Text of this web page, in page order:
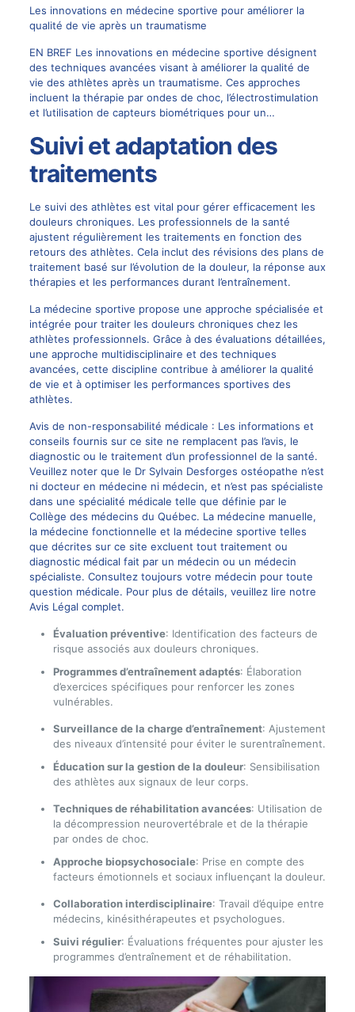
Les innovations en médecine sportive pour améliorer la
qualité de vie après un traumatisme
EN BREF Les innovations en médecine sportive désignent
des techniques avancées visant à améliorer la qualité de
vie des athlètes après un traumatisme. Ces approches
incluent la thérapie par ondes de choc, l’électrostimulation
et l’utilisation de capteurs biométriques pour un…
Suivi et adaptation des
traitements
Le suivi des athlètes est vital pour gérer efficacement les
douleurs chroniques. Les professionnels de la santé
ajustent régulièrement les traitements en fonction des
retours des athlètes. Cela inclut des révisions des plans de
traitement basé sur l’évolution de la douleur, la réponse aux
thérapies et les performances durant l’entraînement.
La médecine sportive propose une approche spécialisée et
intégrée pour traiter les douleurs chroniques chez les
athlètes professionnels. Grâce à des évaluations détaillées,
une approche multidisciplinaire et des techniques
avancées, cette discipline contribue à améliorer la qualité
de vie et à optimiser les performances sportives des
athlètes.
Avis de non-responsabilité médicale : Les informations et
conseils fournis sur ce site ne remplacent pas l’avis, le
diagnostic ou le traitement d’un professionnel de la santé.
Veuillez noter que le Dr Sylvain Desforges ostéopathe n’est
ni docteur en médecine ni médecin, et n’est pas spécialiste
dans une spécialité médicale telle que définie par le
Collège des médecins du Québec. La médecine manuelle,
la médecine fonctionnelle et la médecine sportive telles
que décrites sur ce site excluent tout traitement ou
diagnostic médical fait par un médecin ou un médecin
spécialiste. Consultez toujours votre médecin pour toute
question médicale. Pour plus de détails, veuillez lire notre
Avis Légal complet.
Évaluation préventive: Identification des facteurs de
risque associés aux douleurs chroniques.
Programmes d’entraînement adaptés: Élaboration
d’exercices spécifiques pour renforcer les zones
vulnérables.
Surveillance de la charge d’entraînement: Ajustement
des niveaux d’intensité pour éviter le surentraînement.
Éducation sur la gestion de la douleur: Sensibilisation
des athlètes aux signaux de leur corps.
Techniques de réhabilitation avancées: Utilisation de
la décompression neurovertébrale et de la thérapie
par ondes de choc.
Approche biopsychosociale: Prise en compte des
facteurs émotionnels et sociaux influençant la douleur.
Collaboration interdisciplinaire: Travail d’équipe entre
médecins, kinésithérapeutes et psychologues.
Suivi régulier: Évaluations fréquentes pour ajuster les
programmes d’entraînement et de réhabilitation.